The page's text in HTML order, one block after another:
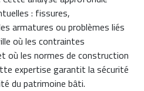
: fissures,
armatures ou problèmes liés
où les contraintes
où les normes de construction
expertise garantit la sécurité
du patrimoine bâti.